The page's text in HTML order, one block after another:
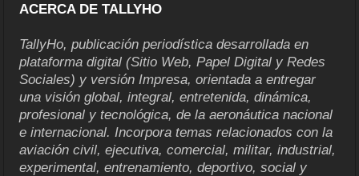
ACERCA DE TALLYHO
TallyHo, publicación periodística desarrollada en
plataforma digital (Sitio Web, Papel Digital y Redes
Sociales) y versión Impresa, orientada a entregar
una visión global, integral, entretenida, dinámica,
profesional y tecnológica, de la aeronáutica nacional
e internacional. Incorpora temas relacionados con la
aviación civil, ejecutiva, comercial, militar, industrial,
experimental, entrenamiento, deportivo, social y